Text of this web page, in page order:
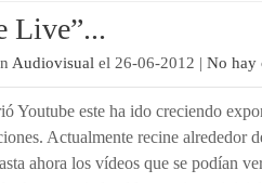
Live”...
Audiovisual el 26-06-2012 | No hay
Youtube este ha ido creciendo
Actualmente recine alrededor
ahora los vídeos que se podían